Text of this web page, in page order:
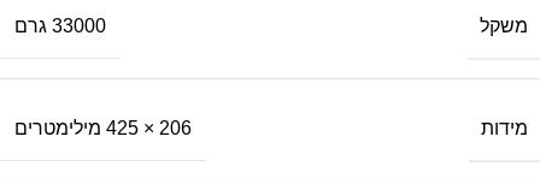
משקל 33000 גרם
מידות 206 × 425 מילימטרים